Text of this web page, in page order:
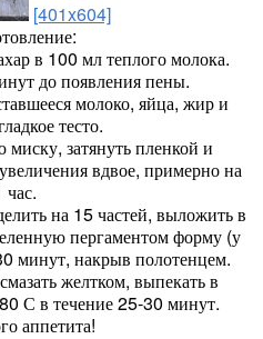
[401x604]
в 100 мл теплого молока.
до появления пены.
молоко, яйца, жир и
тесто.
затянуть пленкой и
вдвое, примерно на
час.
на 15 частей, выложить в
пергаментом форму (у
минут, накрыв полотенцем.
желтком, выпекать в
С в течение 25-30 минут.
аппетита!